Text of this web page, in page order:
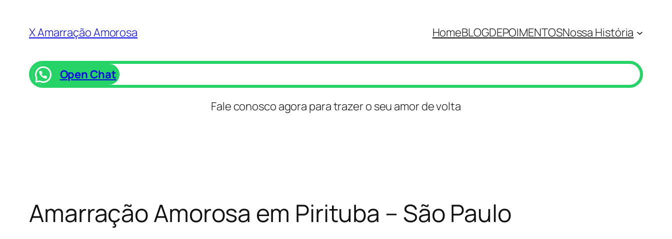
X Amarração Amorosa HomeBLOGDEPOIMENTOSNossa História
Open Chat
Fale conosco agora para trazer o seu amor de volta
Amarração Amorosa em Pirituba – São Paulo